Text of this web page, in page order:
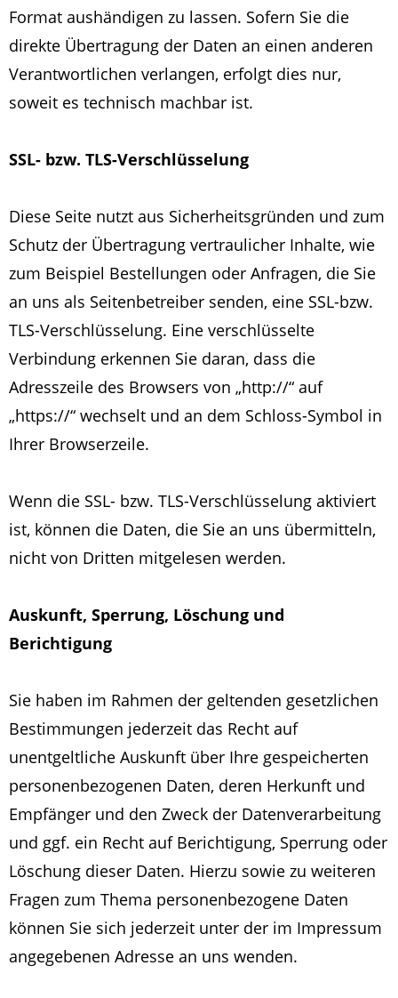
Format aushändigen zu lassen. Sofern Sie die
direkte Übertragung der Daten an einen anderen
Verantwortlichen verlangen, erfolgt dies nur,
soweit es technisch machbar ist.
SSL- bzw. TLS-Verschlüsselung
Diese Seite nutzt aus Sicherheitsgründen und zum
Schutz der Übertragung vertraulicher Inhalte, wie
zum Beispiel Bestellungen oder Anfragen, die Sie
an uns als Seitenbetreiber senden, eine SSL-bzw.
TLS-Verschlüsselung. Eine verschlüsselte
Verbindung erkennen Sie daran, dass die
Adresszeile des Browsers von „http://“ auf
„https://“ wechselt und an dem Schloss-Symbol in
Ihrer Browserzeile.
Wenn die SSL- bzw. TLS-Verschlüsselung aktiviert
ist, können die Daten, die Sie an uns übermitteln,
nicht von Dritten mitgelesen werden.
Auskunft, Sperrung, Löschung und
Berichtigung
Sie haben im Rahmen der geltenden gesetzlichen
Bestimmungen jederzeit das Recht auf
unentgeltliche Auskunft über Ihre gespeicherten
personenbezogenen Daten, deren Herkunft und
Empfänger und den Zweck der Datenverarbeitung
und ggf. ein Recht auf Berichtigung, Sperrung oder
Löschung dieser Daten. Hierzu sowie zu weiteren
Fragen zum Thema personenbezogene Daten
können Sie sich jederzeit unter der im Impressum
angegebenen Adresse an uns wenden.